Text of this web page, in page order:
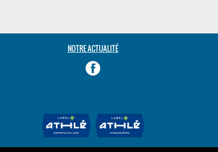
NOTRE ACTUALITÉ